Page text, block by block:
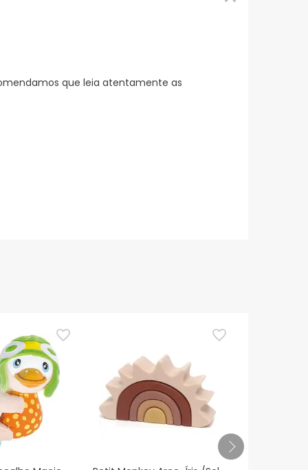
que leia atentamente as